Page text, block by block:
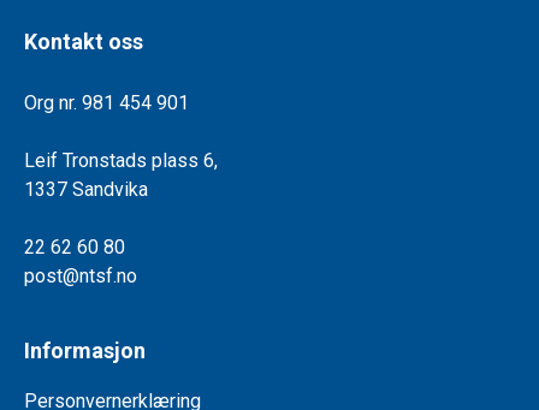
Kontakt oss
Org nr. 981 454 901
Leif Tronstads plass 6,
1337 Sandvika
22 62 60 80
post@ntsf.no
Informasjon
Personvernerklæring